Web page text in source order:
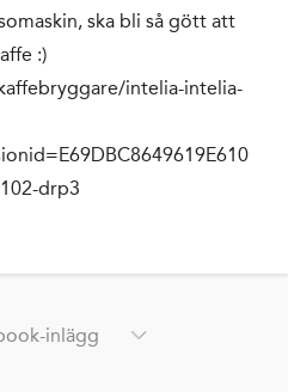
ska bli så gött att
:)
intelia-intelia-
drp3
inlägg